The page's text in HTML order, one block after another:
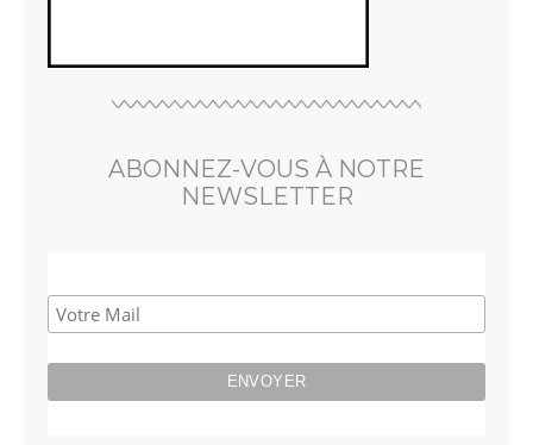
ABONNEZ-VOUS À NOTRE
NEWSLETTER